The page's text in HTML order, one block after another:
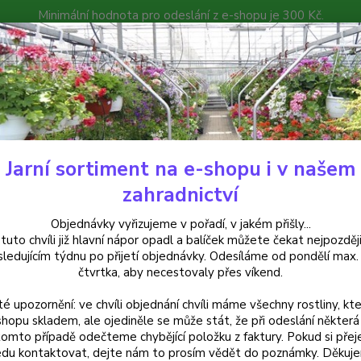
Minimální hodnota pro odeslání z e-shopu je 300 Kč.
můžete čekat nejpozději v následujícím týdnu po přijetí
Poradna Kontakty
Hledat
Balkónové rostliny Osteospermum fialový - cena za kus v 3-kusovém
fialový - cena za
zdobí
9cm
Jarní sortiment na e-shopu i v našem
zahradnictví
Objednávky vyřizujeme v pořadí, v jakém přišly...
chvíli již hlavní nápor opadl a balíček můžete čekat
týdnu po přijetí objednávky. Odesíláme od pondělí
čtvrtka, aby necestovaly přes víkend.
upozornění: ve chvíli objednání chvíli máme všechny rostliny,
skladem, ale ojediněle se může stát, že při odeslání některá
případě odečteme chybějící položku z faktury. Pokud si
kontaktovat, dejte nám to prosím vědět do poznámky.